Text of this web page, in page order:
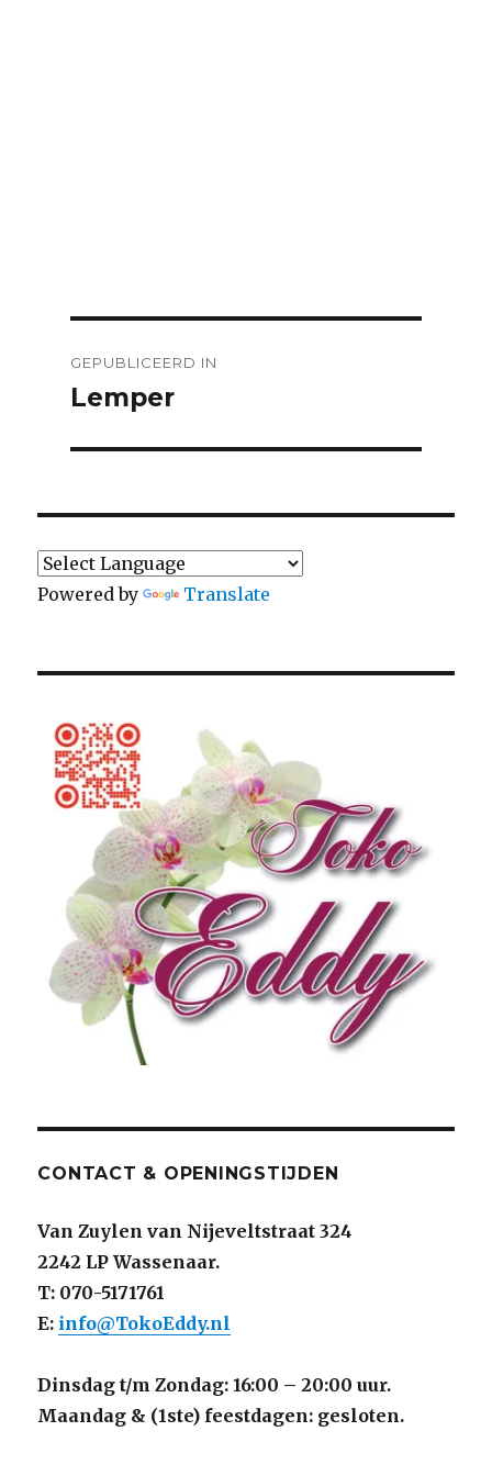
navigatie
GEPUBLICEERD IN
Lemper
Powered by Translate
CONTACT & OPENINGSTIJDEN
Van Zuylen van Nijeveltstraat 324
2242 LP Wassenaar.
T: 070-5171761
E: info@TokoEddy.nl
Dinsdag t/m Zondag: 16:00 – 20:00 uur.
Maandag & (1ste) feestdagen: gesloten.